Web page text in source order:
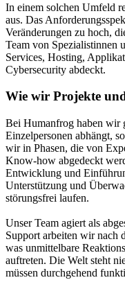
In einem solchen Umfeld
aus. Das
Veränderungen zu hoch,
Team von Spezialistinnen
Services, Hosting,
Cybersecurity abdeckt.
Wie wir Projekte
Bei Humanfrog haben wir
Einzelpersonen abhängt,
wir in Phasen, die von
Know-how abgedeckt
Entwicklung und
Unterstützung und
störungsfrei laufen.
Unser Team agiert als
Support arbeiten wir nach
was unmittelbare
auftreten. Die Welt steht
müssen durchgehend